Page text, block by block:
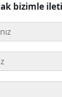
bizimle